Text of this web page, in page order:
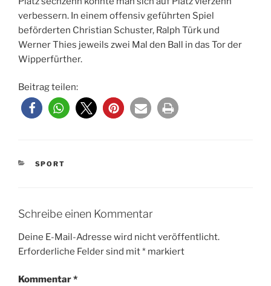
verbessern. In einem offensiv geführten Spiel
beförderten Christian Schuster, Ralph Türk und
Werner Thies jeweils zwei Mal den Ball in das Tor der
Wipperfürther.
Beitrag teilen:
KATEGORIEN
SPORT
Schreibe einen Kommentar
Deine E-Mail-Adresse wird nicht veröffentlicht.
Erforderliche Felder sind mit* markiert
Kommentar*